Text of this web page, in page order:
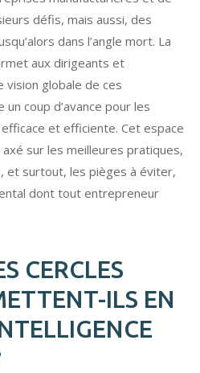
défis, mais aussi, des
dans l’angle mort. La
aux dirigeants et
vision globale de ces
coup d’avance pour les
et efficiente. Cet espace
sur les meilleures pratiques,
et surtout, les pièges à éviter,
dont tout entrepreneur
CERCLES
ILS EN